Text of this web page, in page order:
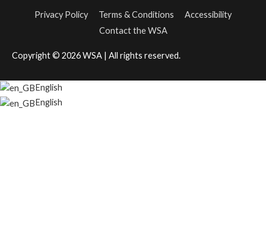
Privacy Policy Terms & Conditions
Accessibility
Contact the WSA
Copyright © 2026WSA | All rights reserved.
English
English